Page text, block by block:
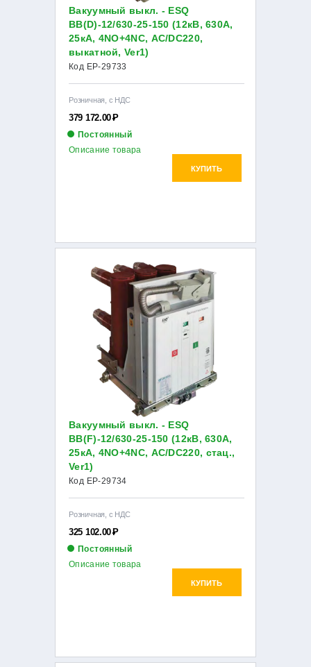
Вакуумный выкл. - ESQ
BB(D)-12/630-25-150 (12кВ, 630А,
25кА, 4NO+4NC, AC/DC220,
выкатной, Ver1)
Код EP-29733
Розничная, с НДС
379 172.00Р
Постоянный
КУПИТЬ
Описание товара
Вакуумный выкл. - ESQ
BB(F)-12/630-25-150 (12кВ, 630А,
25кА, 4NO+4NC, AC/DC220, стац.,
Ver1)
Код EP-29734
Розничная, с НДС
325 102.00Р
Постоянный
КУПИТЬ
Описание товара